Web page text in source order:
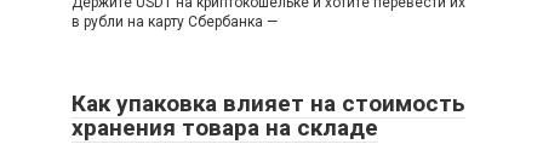
в рубли на карту Сбербанка —
Как упаковка влияет на стоимость
хранения товара на складе